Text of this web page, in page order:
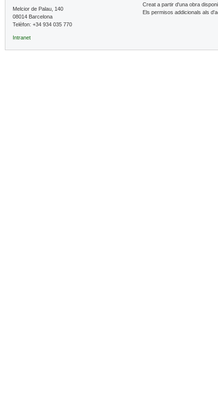
Melcior de Palau, 140
08014 Barcelona
Telèfon: +34 934 035 770
Intranet
Creat a partir d'una obra
Els permisos addicionals als